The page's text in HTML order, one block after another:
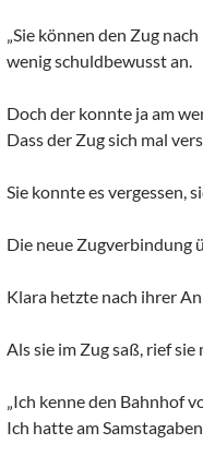
„Sie können den Zug
wenig schuldbewusst an.
Doch der konnte ja am
Dass der Zug sich mal
Sie konnte es vergessen,
Die neue Zugverbindung
Klara hetzte nach ihrer
Als sie im Zug saß, rief
„Ich kenne den Bahnhof
Ich hatte am